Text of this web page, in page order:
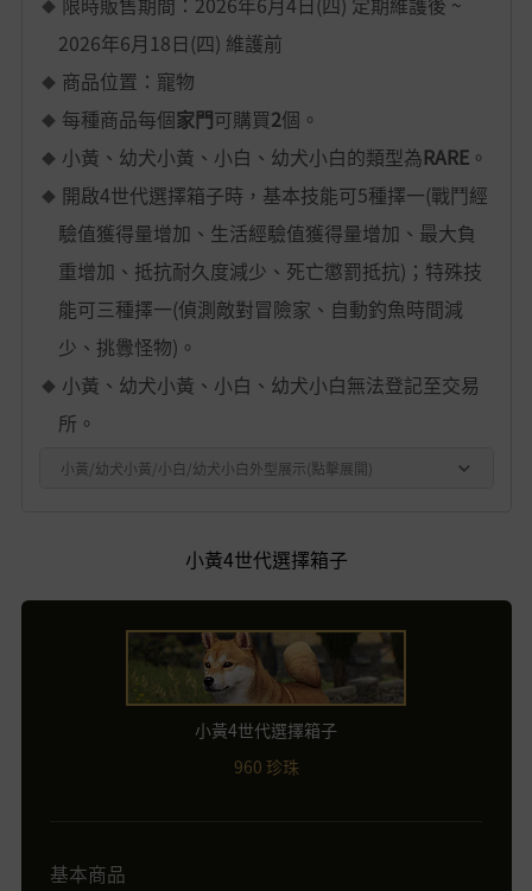
2026年6月18日(四) 維護前
商品位置：寵物
每種商品每個家門可購買2個。
小黃、幼犬小黃、小白、幼犬小白的類型為RARE。
開啟4世代選擇箱子時，基本技能可5種擇一(戰鬥經
驗值獲得量增加、生活經驗值獲得量增加、最大負
重增加、抵抗耐久度減少、死亡懲罰抵抗)；特殊技
能可三種擇一(偵測敵對冒險家、自動釣魚時間減
少、挑釁怪物)。
小黃、幼犬小黃、小白、幼犬小白無法登記至交易
所。
小黃/幼犬小黃/小白/幼犬小白外型展示(點擊展開)
小黃4世代選擇箱子
小黃4世代選擇箱子
960 珍珠
基本商品